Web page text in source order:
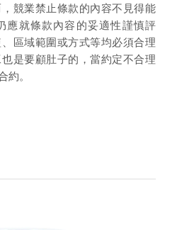
競業禁止條款的內容不見得能
應就條款內容的妥適性謹慎評
區域範圍或方式等均必須合理
是要顧肚子的，當約定不合理
約。